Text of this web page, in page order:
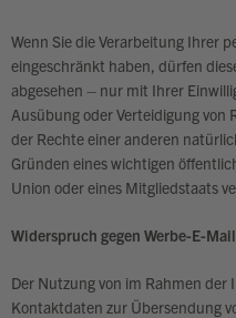
Wenn Sie die Verarbeitung Ihrer
eingeschränkt haben, dürfen
abgesehen – nur mit Ihrer
Ausübung oder Verteidigung
der Rechte einer anderen
Gründen eines wichtigen
Union oder eines Mitgliedstaats
Widerspruch gegen Werbe-E-
Der Nutzung von im Rahmen
Kontaktdaten zur Übersendung